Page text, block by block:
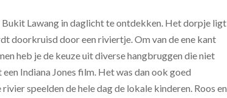
Bukit Lawang in daglicht te ontdekken. Het dorpje ligt
doorkruisd door een riviertje. Om van de ene kant
heb je de keuze uit diverse hangbruggen die niet
Indiana Jones film. Het was dan ook goed
speelden de hele dag de lokale kinderen. Roos en